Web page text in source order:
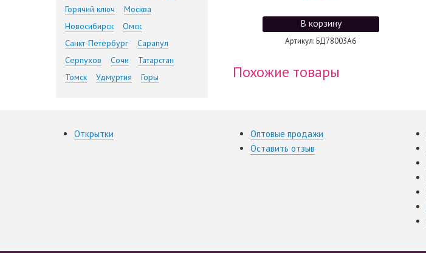
Горячий ключ
Москва
Новосибирск
Омск
Санкт-Петербург
Сарапул
Серпухов
Сочи
Татарстан
Томск
Удмуртия Горы
Артикул: БД78003А6
Похожие товары
Открытки
Оптовые продажи
Оставить отзыв